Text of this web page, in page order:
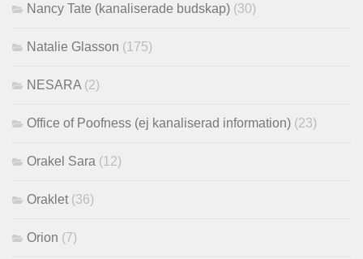
Nancy Tate (kanaliserade budskap) (30)
Natalie Glasson (175)
NESARA (2)
Office of Poofness (ej kanaliserad information) (23)
Orakel Sara (12)
Oraklet (36)
Orion (7)